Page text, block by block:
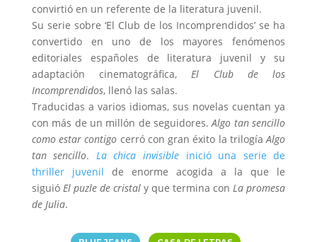
convirtió en un referente de la literatura juvenil.
Su serie sobre ‘El Club de los Incomprendidos’ se ha
convertido en uno de los mayores fenómenos
editoriales españoles de literatura juvenil y su
adaptación cinematográfica,El Club de los
Incomprendidos, llenó las salas.
Traducidas a varios idiomas, sus novelas cuentan ya
con más de un millón de seguidores.Algo tan sencillo
como estar contigo cerró con gran éxito la trilogíaAlgo
tan sencillo. La chica invisible inició una serie de
thriller juvenil de enorme acogida a la que le
siguió El puzle de cristaly que termina conLa promesa
de Julia.